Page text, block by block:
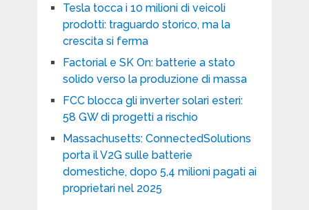
Tesla tocca i 10 milioni di veicoli
prodotti: traguardo storico, ma la
crescita si ferma
Factorial e SK On: batterie a stato
solido verso la produzione di massa
FCC blocca gli inverter solari esteri:
58 GW di progetti a rischio
Massachusetts: ConnectedSolutions
porta il V2G sulle batterie
domestiche, dopo 5,4 milioni pagati ai
proprietari nel 2025